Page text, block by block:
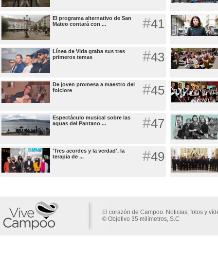
#41
El programa alternativo de San
Mateo contará con ...
#43
Línea de Vida graba sus tres
primeros temas
#45
De joven promesa a maestro del
folclore
#47
Espectáculo musical sobre las
aguas del Pantano ...
#49
'Tres acordes y la verdad', la
terapia de ...
El corazón de Campoo. Noticias, fotos y
© Objetivo 35 milímetros, S.C